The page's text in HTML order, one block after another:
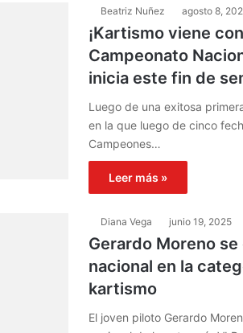
Beatriz Nuñez agosto 8,
¡Kartismo viene
Campeonato
inicia este fin de
Luego de una exitosa
en la que luego de cinco
Campeones…
Leer más »
Diana Vega junio 19, 2025
Gerardo Moreno
nacional en la
kartismo
El joven piloto Gerardo